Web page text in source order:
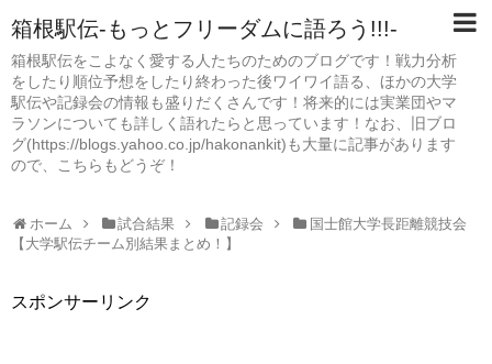
箱根駅伝-もっとフリーダムに語ろう!!!-
箱根駅伝をこよなく愛する人たちのためのブログです！戦力分析
をしたり順位予想をしたり終わった後ワイワイ語る、ほかの大学
駅伝や記録会の情報も盛りだくさんです！将来的には実業団やマ
ラソンについても詳しく語れたらと思っています！なお、旧ブロ
グ(https://blogs.yahoo.co.jp/hakonankit)も大量に記事があります
ので、こちらもどうぞ！
ホーム 試合結果 記録会
国士館大学長距離競技会
【大学駅伝チーム別結果まとめ！】
スポンサーリンク